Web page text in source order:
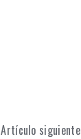
Artículo siguiente